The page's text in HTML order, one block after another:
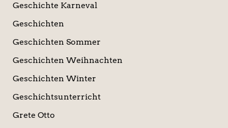
Geschichte Karneval
Geschichten
Geschichten Sommer
Geschichten Weihnachten
Geschichten Winter
Geschichtsunterricht
Grete Otto